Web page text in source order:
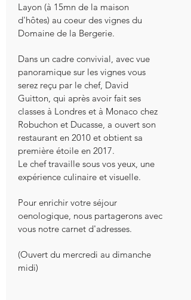
Layon (à 15mn de la maison
d'hôtes) au coeur des vignes du
Domaine de la Bergerie.
Dans un cadre convivial, avec vue
panoramique sur les vignes vous
serez reçu par le chef, David
Guitton, qui après avoir fait ses
classes à Londres et à Monaco chez
Robuchon et Ducasse, a ouvert son
restaurant en 2010 et obtient sa
première étoile en 2017.
Le chef travaille sous vos yeux, une
expérience culinaire et visuelle.
Pour enrichir votre séjour
oenologique, nous partagerons avec
vous notre carnet d'adresses.
(Ouvert du mercredi au dimanche
midi)